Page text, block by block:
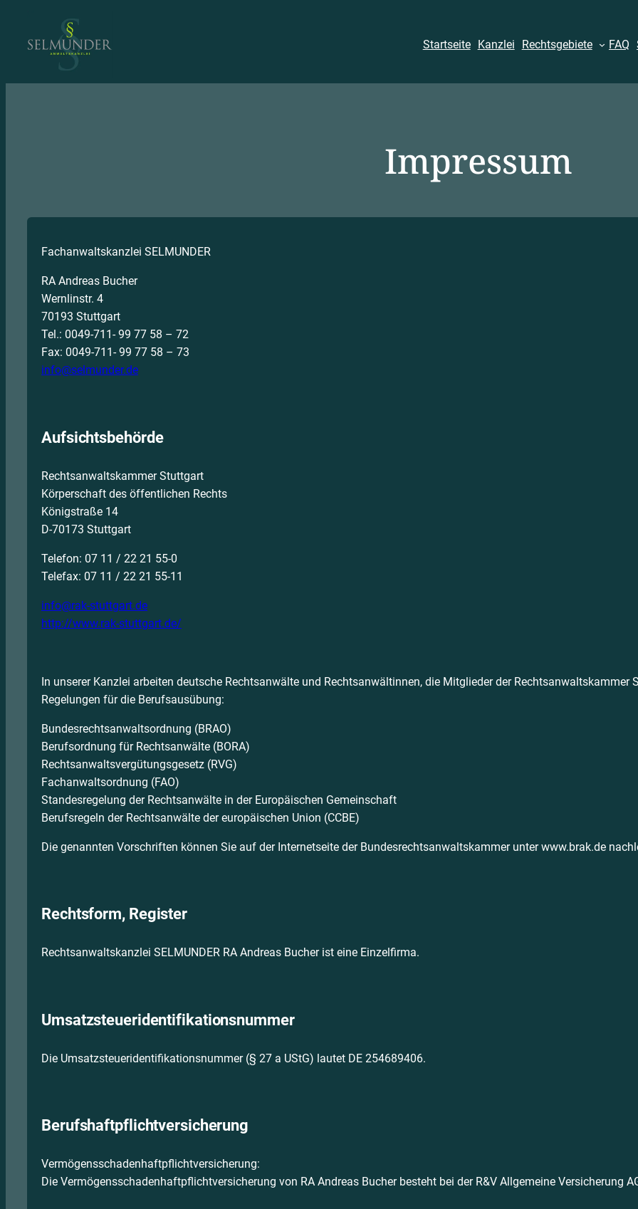
springen
Startseite Kanzlei Rechtsgebiete FAQ
Impressum
Fachanwaltskanzlei SELMUNDER
RA Andreas Bucher
Wernlinstr. 4
70193 Stuttgart
Tel.: 0049-711- 99 77 58 – 72
Fax: 0049-711- 99 77 58 – 73
info@selmunder.de
Aufsichtsbehörde
Rechtsanwaltskammer Stuttgart
Körperschaft des öffentlichen Rechts
Königstraße 14
D-70173 Stuttgart
Telefon: 07 11 / 22 21 55-0
Telefax: 07 11 / 22 21 55-11
info@rak-stuttgart.de
http://www.rak-stuttgart.de/
In unserer Kanzlei arbeiten deutsche Rechtsanwälte und Rechtsanwältinnen, die Mitglieder der
Regelungen für die Berufsausübung:
Bundesrechtsanwaltsordnung (BRAO)
Berufsordnung für Rechtsanwälte (BORA)
Rechtsanwaltsvergütungsgesetz (RVG)
Fachanwaltsordnung (FAO)
Standesregelung der Rechtsanwälte in der Europäischen Gemeinschaft
Berufsregeln der Rechtsanwälte der europäischen Union (CCBE)
Die genannten Vorschriften können Sie auf der Internetseite der Bundesrechtsanwaltskammer unter www.brak.de
Rechtsform, Register
Rechtsanwaltskanzlei SELMUNDER RA Andreas Bucher ist eine Einzelfirma.
Umsatzsteuer­identifikations­nummer
Die Umsatzsteueridentifikationsnummer (§ 27 a UStG) lautet DE 254689406.
Berufshaftpflicht­versicherung
Vermögensschaden­haftpflichtversicherung:
Die Vermögensschaden­haftpflichtversicherung von RA Andreas Bucher besteht bei der R&V Allgemeine Versicherung